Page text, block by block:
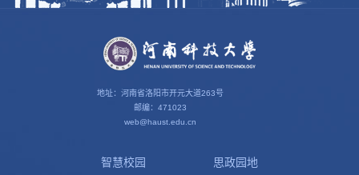
地址：河南省洛阳市开元大道263号
邮编：471023
web@haust.edu.cn
智慧校园 思政园地